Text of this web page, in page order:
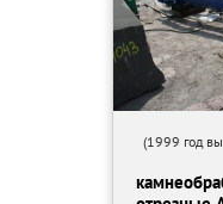
(1999 год